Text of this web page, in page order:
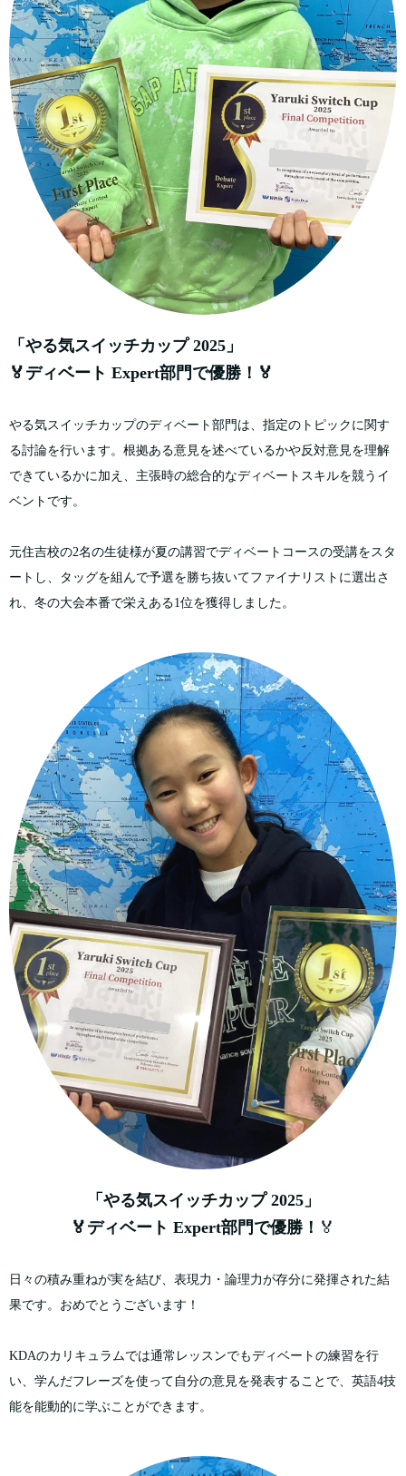
「やる気スイッチカップ 2025」
🏅ディベート Expert部門で優勝！🏅
やる気スイッチカップのディベート部門は、指定のトピックに関す
る討論を行います。根拠ある意見を述べているかや反対意見を理解
できているかに加え、主張時の総合的なディベートスキルを競うイ
ベントです。
元住吉校の2名の生徒様が夏の講習でディベートコースの受講をスタ
ートし、タッグを組んで予選を勝ち抜いてファイナリストに選出さ
れ、冬の大会本番で栄えある1位を獲得しました。
「やる気スイッチカップ 2025」
🏅ディベート Expert部門で優勝！ 🏅
日々の積み重ねが実を結び、表現力・論理力が存分に発揮された結
果です。おめでとうございます！
KDAのカリキュラムでは通常レッスンでもディベートの練習を行
い、学んだフレーズを使って自分の意見を発表することで、英語4技
能を能動的に学ぶことができます。